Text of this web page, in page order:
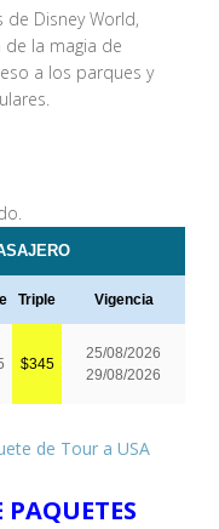
Disney World,
la magia de
a los parques y
de Tour a USA